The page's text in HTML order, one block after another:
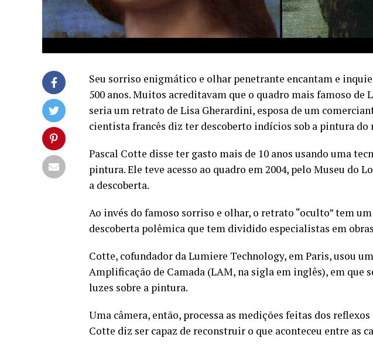
Seu sorriso enigmático e olhar penetrante encantam e
500 anos. Muitos acreditavam que o quadro mais famoso de
seria um retrato de Lisa Gherardini, esposa de um
cientista francês diz ter descoberto indícios sob a pintura
Pascal Cotte disse ter gasto mais de 10 anos usando uma
pintura. Ele teve acesso ao quadro em 2004, pelo Museu do
a descoberta.
Ao invés do famoso sorriso e olhar, o retrato “oculto” tem
descoberta polêmica que tem dividido especialistas em
Cotte, cofundador da Lumiere Technology, em Paris, usou
Amplificação de Camada (LAM, na sigla em inglês), em que
luzes sobre a pintura.
Uma câmera, então, processa as medições feitas dos
Cotte diz ser capaz de reconstruir o que aconteceu entre as